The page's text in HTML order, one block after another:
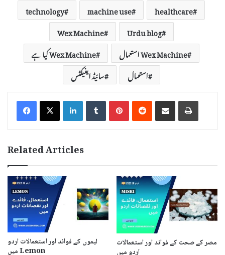
healthcare
machine use
technology
Urdu blog
Wex Machine
Wex Machine استعمال
Wex Machine کیا ہے
استعمال
سائیڈ ایفیکٹس
LinkedInTumblrPinterestReddit Share via Email Print
Related Articles
لیموں کے فوائد اور استعمالات اردو
میں Lemon
مصر کے صحت کے فوائد اور استعمالات
اردو میں